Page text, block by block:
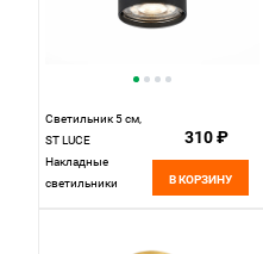
Светильник 5 см,
ST LUCE
Накладные
светильники
310 ₽
В КОРЗИНУ